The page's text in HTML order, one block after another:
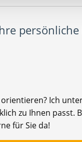
Ich
zu Ihnen passt.
für Sie da!